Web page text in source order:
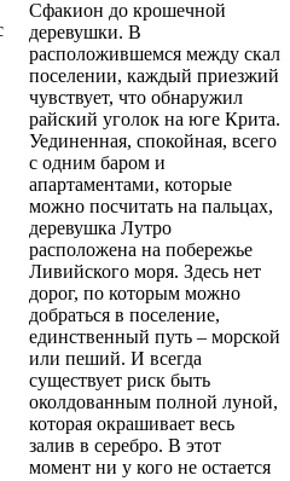
Сфакион до крошечной
деревушки. В
расположившемся между скал
поселении, каждый приезжий
чувствует, что обнаружил
райский уголок на юге Крита.
Уединенная, спокойная, всего
с одним баром и
апартаментами, которые
можно посчитать на пальцах,
деревушка Лутро
расположена на побережье
Ливийского моря. Здесь нет
дорог, по которым можно
добраться в поселение,
единственный путь – морской
или пеший. И всегда
существует риск быть
околдованным полной луной,
которая окрашивает весь
залив в серебро. В этот
момент ни у кого не остается